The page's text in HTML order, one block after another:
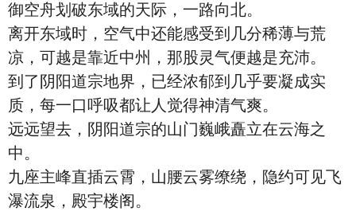
御空舟划破东域的天际，一路向北。
离开东域时，空气中还能感受到几分稀薄与荒
凉，可越是靠近中州，那股灵气便越是充沛。
到了阴阳道宗地界，已经浓郁到几乎要凝成实
质，每一口呼吸都让人觉得神清气爽。
远远望去，阴阳道宗的山门巍峨矗立在云海之
中。
九座主峰直插云霄，山腰云雾缭绕，隐约可见飞
瀑流泉，殿宇楼阁。